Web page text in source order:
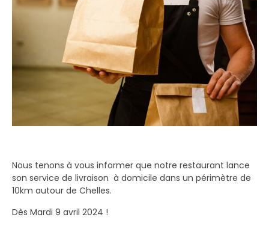
Nous tenons à vous informer que notre restaurant lance
son service de livraison à domicile dans un périmètre de
10km autour de Chelles.
Dès Mardi 9 avril 2024 !